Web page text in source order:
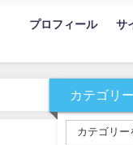
プロフィール サ
カテゴリー